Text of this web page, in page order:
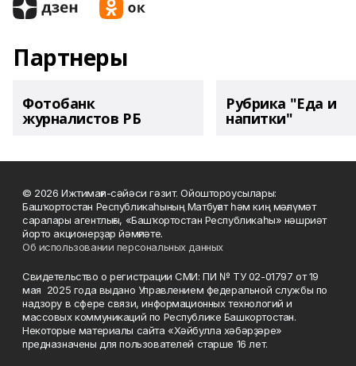
Партнеры
Фотобанк
журналистов РБ
Рубрика "Еда и
напитки"
© 2026 Ижтимағи-сәйәси гәзит. Ойоштороусылары:
Башҡортостан Республикаһының Матбуғат һәм киң мәғлүмәт
саралары агентлығы, «Башҡортостан Республикаһы» нәшриәт
йорто акционерҙар йәмғиәте.
Об использовании персональных данных
Свидетельство о регистрации СМИ: ПИ № ТУ 02-01797 от 19
мая 2025 года выдано Управлением федеральной службы по
надзору в сфере связи, информационных технологий и
массовых коммуникаций по Республике Башкортостан.
Некоторые материалы сайта «Хәйбулла хәбәрҙәре»
предназначены для пользователей старше 16 лет.